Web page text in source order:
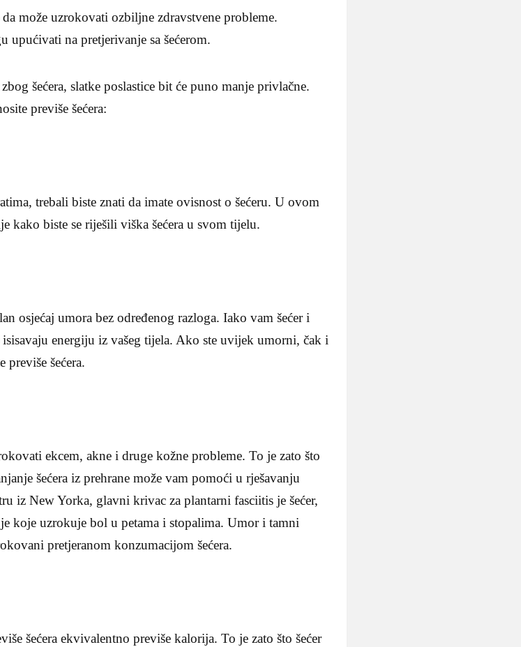
može uzrokovati ozbiljne zdravstvene probleme.
na pretjerivanje sa šećerom.
šećera, slatke poslastice bit će puno manje privlačne.
previše šećera:
trebali biste znati da imate ovisnost o šećeru. U ovom
kako biste se riješili viška šećera u svom tijelu.
osjećaj umora bez određenog razloga. Iako vam šećer i
energiju iz vašeg tijela. Ako ste uvijek umorni, čak i
previše šećera.
ekcem, akne i druge kožne probleme. To je zato što
šećera iz prehrane može vam pomoći u rješavanju
iz New Yorka, glavni krivac za plantarni fasciitis je šećer,
koje uzrokuje bol u petama i stopalima. Umor i tamni
pretjeranom konzumacijom šećera.
šećera ekvivalentno previše kalorija. To je zato što šećer